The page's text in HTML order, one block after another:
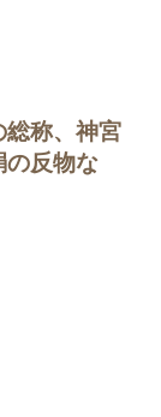
総称、神宮
の反物な